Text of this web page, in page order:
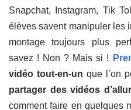
Snapchat, Instagram, Tik
élèves savent manipuler les
montage toujours plus
savez ! Non ? Mais si !
vidéo tout-en-un que l’on
partager des vidéos
comment faire en quelques